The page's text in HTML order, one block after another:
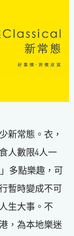
新常態。衣，
人數限4人一
多點樂趣，可
暫時變成不可
生大事。不
，為本地樂迷